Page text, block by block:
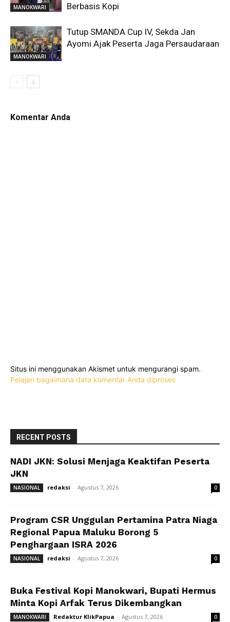
MANOKWARI
Berbasis Kopi
MANOKWARI
Tutup SMANDA Cup IV, Sekda Jan
Ayomi Ajak Peserta Jaga Persaudaraan
Komentar Anda
Situs ini menggunakan Akismet untuk mengurangi spam.
Pelajari bagaimana data komentar Anda diproses
RECENT POSTS
NADI JKN: Solusi Menjaga Keaktifan Peserta
JKN
NASIONAL redaksi - Agustus 7, 2026 0
Program CSR Unggulan Pertamina Patra Niaga
Regional Papua Maluku Borong 5
Penghargaan ISRA 2026
NASIONAL redaksi - Agustus 7, 2026 0
Buka Festival Kopi Manokwari, Bupati Hermus
Minta Kopi Arfak Terus Dikembangkan
MANOKWARI Redaktur KlikPapua - Agustus 7, 2026 0